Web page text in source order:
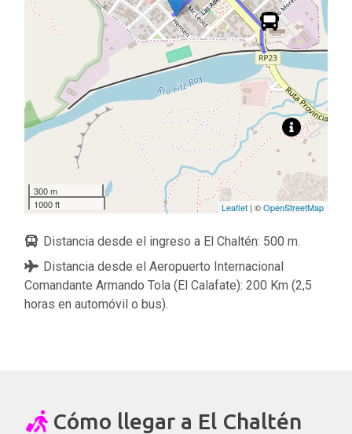
300 m
1000 ft
Leaflet | ©OpenStreetMap
Distancia desde el ingreso a El Chaltén: 500 m.
Distancia desde el Aeropuerto Internacional
Comandante Armando Tola (El Calafate): 200 Km (2,5
horas en automóvil o bus).
Cómo llegar a El Chaltén